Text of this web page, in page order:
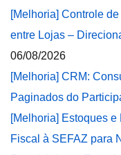
[Melhoria] Controle
entre Lojas –
06/08/2026
[Melhoria] CRM:
Paginados do
[Melhoria] Estoques
Fiscal à SEFAZ para